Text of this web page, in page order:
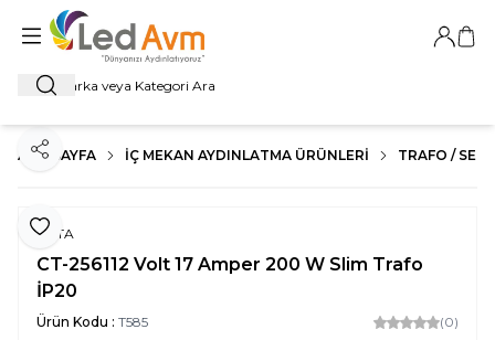
Ara
Giriş
ANA SAYFA İÇ MEKAN AYDINLATMA ÜRÜNLERI TRAFO /
Favoriye Ekle
Paylaş
CATA
CT-256112 Volt 17 Amper 200 W Slim Trafo
İP20
Ürün Kodu : T585 (0)